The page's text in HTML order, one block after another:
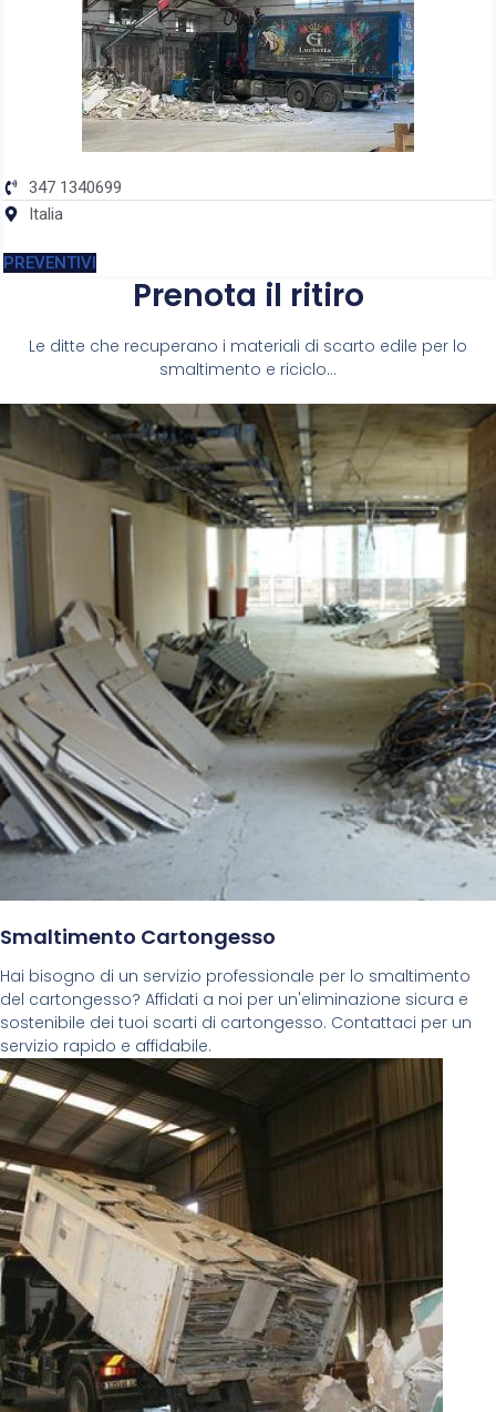
347 1340699
Italia
PREVENTIVI
Prenota il ritiro
Le ditte che recuperano i materiali di scarto edile per lo
smaltimento e riciclo...
Smaltimento Cartongesso
Hai bisogno di un servizio professionale per lo smaltimento
del cartongesso? Affidati a noi per un'eliminazione sicura e
sostenibile dei tuoi scarti di cartongesso. Contattaci per un
servizio rapido e affidabile.